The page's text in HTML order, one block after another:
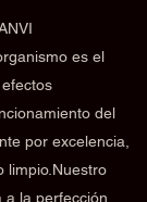
es el
del
por excelencia,
limpio.Nuestro
a la perfección